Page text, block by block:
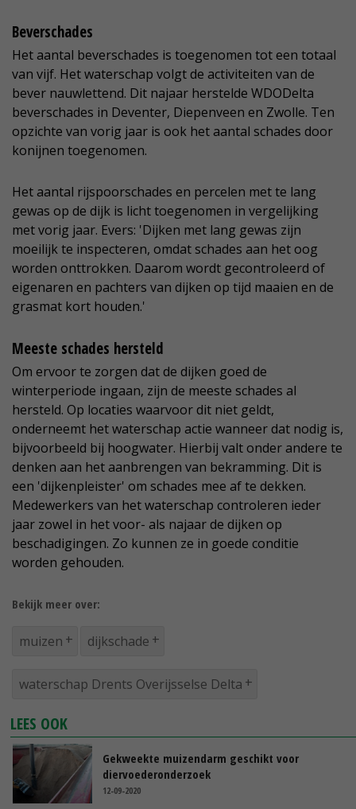
Beverschades
Het aantal beverschades is toegenomen tot een totaal
van vijf. Het waterschap volgt de activiteiten van de
bever nauwlettend. Dit najaar herstelde WDODelta
beverschades in Deventer, Diepenveen en Zwolle. Ten
opzichte van vorig jaar is ook het aantal schades door
konijnen toegenomen.
Het aantal rijspoorschades en percelen met te lang
gewas op de dijk is licht toegenomen in vergelijking
met vorig jaar. Evers: 'Dijken met lang gewas zijn
moeilijk te inspecteren, omdat schades aan het oog
worden onttrokken. Daarom wordt gecontroleerd of
eigenaren en pachters van dijken op tijd maaien en de
grasmat kort houden.'
Meeste schades hersteld
Om ervoor te zorgen dat de dijken goed de
winterperiode ingaan, zijn de meeste schades al
hersteld. Op locaties waarvoor dit niet geldt,
onderneemt het waterschap actie wanneer dat nodig is,
bijvoorbeeld bij hoogwater. Hierbij valt onder andere te
denken aan het aanbrengen van bekramming. Dit is
een 'dijkenpleister' om schades mee af te dekken.
Medewerkers van het waterschap controleren ieder
jaar zowel in het voor- als najaar de dijken op
beschadigingen. Zo kunnen ze in goede conditie
worden gehouden.
Bekijk meer over:
muizen dijkschade
waterschap Drents Overijsselse Delta
LEES OOK
Gekweekte muizendarm geschikt voor
diervoederonderzoek
12-09-2020